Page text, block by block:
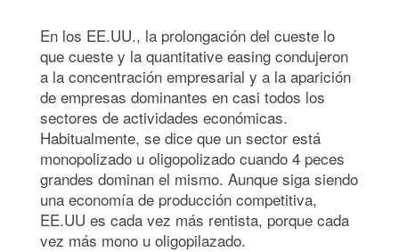
En los EE.UU., la prolongación del cueste lo
que cueste y la quantitative easing condujeron
a la concentración empresarial y a la aparición
de empresas dominantes en casi todos los
sectores de actividades económicas.
Habitualmente, se dice que un sector está
monopolizado u oligopolizado cuando 4 peces
grandes dominan el mismo. Aunque siga siendo
una economía de producción competitiva,
EE.UU es cada vez más rentista, porque cada
vez más mono u oligopilazado.